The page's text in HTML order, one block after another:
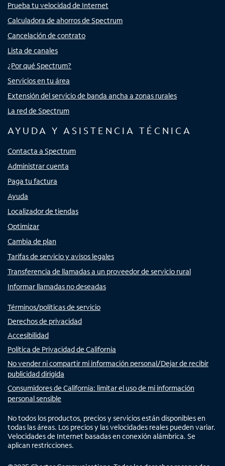
Prueba tu velocidad de Internet
Calculadora de ahorros de Spectrum
Cancelación de contrato
Lista de canales
¿Por qué Spectrum?
Servicios en tu área
Extensión del servicio de banda ancha a zonas rurales
La red de Spectrum
AYUDA Y ASISTENCIA TÉCNICA
Contacta a Spectrum
Administrar cuenta
Paga tu factura
Ayuda
Localizador de tiendas
Optimizar
Cambia de plan
Tarifas de servicio y avisos legales
Transferencia de llamadas a un proveedor de servicio rural
Informar llamadas no deseadas
Términos/políticas de servicio
Derechos de privacidad
Accesibilidad
Política de Privacidad de California
No vender ni compartir mi información personal/Dejar de recibir
publicidad dirigida
Consumidores de California: limitar el uso de mi información
personal sensible
No todos los productos, precios y servicios están disponibles en
todas las áreas. Los precios y las velocidades reales pueden variar.
Velocidades de Internet basadas en conexión alámbrica. Se
aplican restricciones.